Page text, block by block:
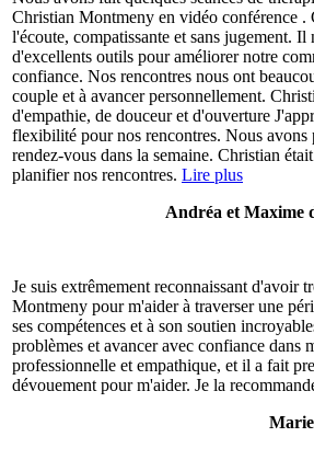
Christian Montmeny en vidéo conférence .
l'écoute, compatissante et sans jugement. Il
d'excellents outils pour améliorer notre
confiance. Nos rencontres nous ont
couple et à avancer personnellement.
d'empathie, de douceur et d'ouverture
flexibilité pour nos rencontres. Nous avons
rendez-vous dans la semaine. Christian
planifier nos rencontres. Lire plus
Andréa et Maxime
Je suis extrêmement reconnaissant d'avoir
Montmeny pour m'aider à traverser une
ses compétences et à son soutien
problèmes et avancer avec confiance dans
professionnelle et empathique, et il a fait
dévouement pour m'aider. Je la